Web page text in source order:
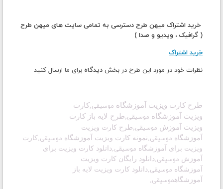
خرید اشتراک میهن طرح دسترسی به تمامی سایت های میهن طرح
( گرافیک ، ویدیو و صدا )
خرید اشتراک
نظرات خود در مورد این طرح در بخش دیدگاه برای ما ارسال کنید
طرح کارت ویزیت آموزشگاه موسیقی,کارت
ویزیت آموزشگاه موسیقی,طرح لایه باز کارت
ویزیت آموزش موسیقی,طرح کارت ویزیت
آموزشگاه موسیقی,نمونه کارت ویزیت آموزشگاه موسیقی,کارت
ویزیت برای آموزشگاه موسیقی,دانلود کارت ویزیت برای
آموزش موسیقی,دانلود رایگان کارت ویزیت
آموزشگاه موسیقی,دانلود کارت ویزیت لایه باز
آموزشگاهموسیقی,